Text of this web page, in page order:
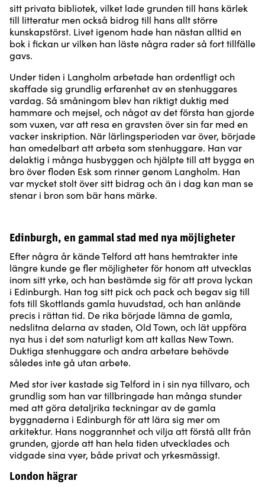
sitt privata bibliotek, vilket lade grunden till hans kärlek
till litteratur men också bidrog till hans allt större
kunskapstörst. Livet igenom hade han nästan alltid en
bok i fickan ur vilken han läste några rader så fort tillfälle
gavs.
Under tiden i Langholm arbetade han ordentligt och
skaffade sig grundlig erfarenhet av en stenhuggares
vardag. Så småningom blev han riktigt duktig med
hammare och mejsel, och något av det första han gjorde
som vuxen, var att resa en gravsten över sin far med en
vacker inskription. När lärlingsperioden var över, började
han omedelbart att arbeta som stenhuggare. Han var
delaktig i många husbyggen och hjälpte till att bygga en
bro över floden Esk som rinner genom Langholm. Han
var mycket stolt över sitt bidrag och än i dag kan man se
stenar i bron som bär hans märke.
Edinburgh, en gammal stad med nya möjligheter
Efter några år kände Telford att hans hemtrakter inte
längre kunde ge fler möjligheter för honom att utvecklas
inom sitt yrke, och han bestämde sig för att prova lyckan
i Edinburgh. Han tog sitt pick och pack och begav sig till
fots till Skottlands gamla huvudstad, och han anlände
precis i rättan tid. De rika började lämna de gamla,
nedslitna delarna av staden, Old Town, och lät uppföra
nya hus i det som naturligt kom att kallas New Town.
Duktiga stenhuggare och andra arbetare behövde
således inte gå utan arbete.
Med stor iver kastade sig Telford in i sin nya tillvaro, och
grundlig som han var tillbringade han många stunder
med att göra detaljrika teckningar av de gamla
byggnaderna i Edinburgh för att lära sig mer om
arkitektur. Hans noggrannhet och vilja att förstå allt från
grunden, gjorde att han hela tiden utvecklades och
vidgade sina vyer, både privat och yrkesmässigt.
London hägrar